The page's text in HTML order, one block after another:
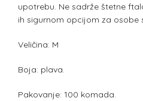
upotrebu. Ne sadrže štetne
ih sigurnom opcijom za osobe
Veličina: M
Boja: plava.
Pakovanje: 100 komada.